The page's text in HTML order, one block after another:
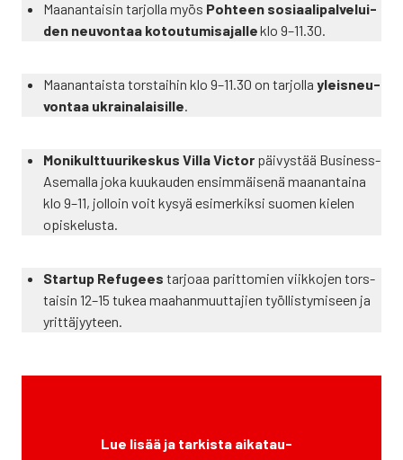
Maa­nan­tai­sin tar­jol­la myös Poh­teen sosi­aa­li­pal­ve­lui­
den neu­von­taa kotou­tu­mi­sa­jal­leklo 9–11.30.
Maa­nan­tais­ta tors­tai­hin klo 9–11.30 on tar­jol­la yleis­neu­
von­taa ukrai­na­lai­sil­le.
Moni­kult­tuu­ri­kes­kus Vil­la Vic­tor päi­vys­tää Business­
Asemalla joka kuu­kau­den ensim­mäi­se­nä maa­nan­tai­na
klo 9–11, jol­loin voit kysyä esi­mer­kik­si suo­men kie­len
opis­ke­lus­ta.
Star­tup Refu­gees tar­jo­aa parit­to­mien viik­ko­jen tors­
tai­sin 12–15 tukea maa­han­muut­ta­jien työl­lis­ty­mi­seen ja
yrit­tä­jyy­teen.
Lue lisää ja tar­kis­ta aika­tau­